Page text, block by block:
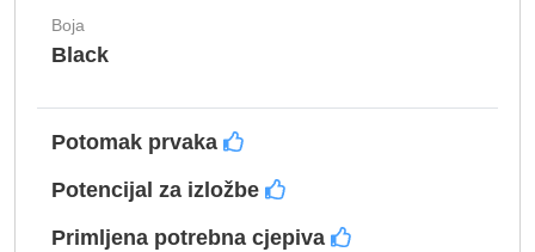
Boja
Black
Potomak prvaka
Potencijal za izložbe
Primljena potrebna cjepiva